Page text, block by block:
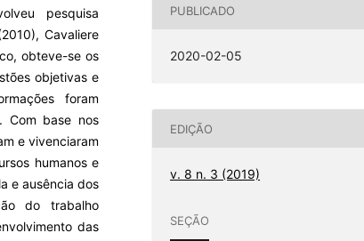
pesquisa
Cavaliere
obteve-se os
objetivas e
foram
Com base nos
e vivenciaram
humanos e
e ausência dos
do trabalho
das
PUBLICADO
2020-02-05
EDIÇÃO
v. 8 n. 3 (2019)
SEÇÃO